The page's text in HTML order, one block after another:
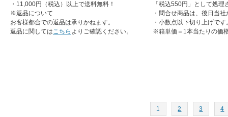
・11,000円（税込）以上で送料無料！
※返品について
お客様都合での返品は承りかねます。
返品に関してはこちら よりご確認ください。
「税込550円」として処
・問合せ商品は、後日当
・小数点以下切り上げです
※箱単価＝1本当たりの価
1 2 3 4